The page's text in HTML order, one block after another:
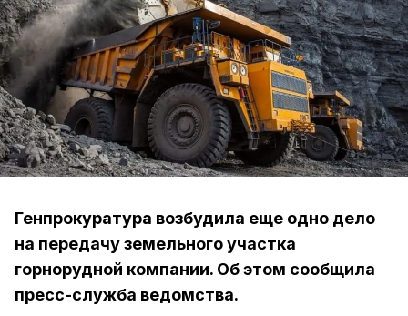
Генпрокуратура возбудила еще одно дело
на передачу земельного участка
горнорудной компании. Об этом сообщила
пресс-служба ведомства.